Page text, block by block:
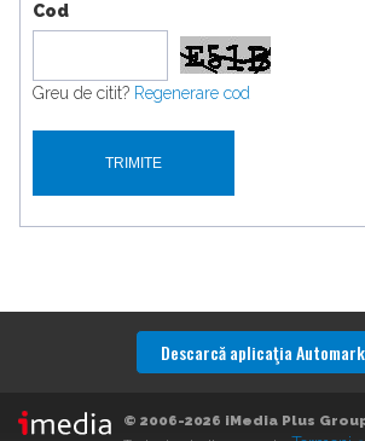
Cod
Greu de citit? Regenerare cod
Descarcă aplicaţia
© 2006-2026 iMedia Plus